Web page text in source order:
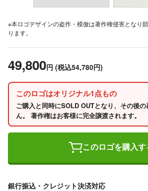
※本ロゴデザインの盗作・模倣は著作権侵害となり
ります。
49,800円 (税込54,780円)
このロゴはオリジナル1点もの
ご購入と同時にSOLD OUTとなり、その後
ん。 著作権はお客様に完全譲渡されます。
このロゴを購入す
銀行振込・クレジット決済対応